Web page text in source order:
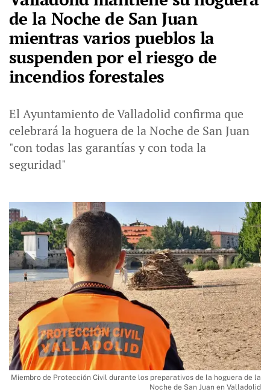
de la Noche de San Juan
mientras varios pueblos la
suspenden por el riesgo de
incendios forestales
El Ayuntamiento de Valladolid confirma que
celebrará la hoguera de la Noche de San Juan
"con todas las garantías y con toda la
seguridad"
Miembro de Protección Civil durante los preparativos de la hoguera de la
Noche de San Juan en Valladolid